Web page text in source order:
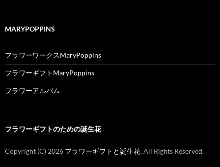
MARYPOPPINS
フラワーワークスMaryPoppins
フラワーギフトMaryPoppins
フラワーアルバム
フラワーギフトのための誕生花
Copyright (C) 2026 フラワーギフトと誕生花. All Rights Reserved.